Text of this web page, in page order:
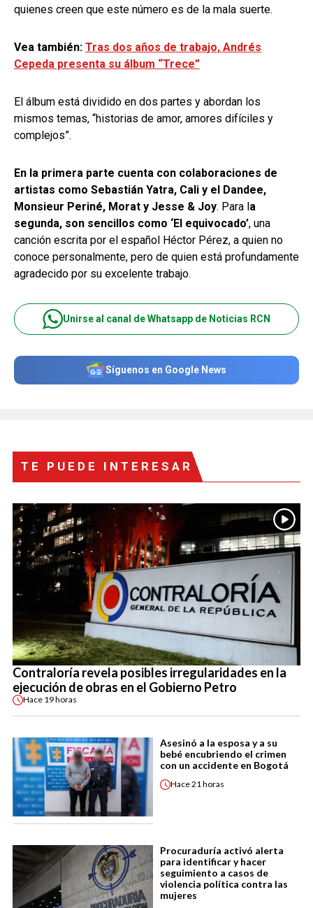
quienes creen que este número es de la mala suerte.
Vea también: Tras dos años de trabajo, Andrés
Cepeda presenta su álbum “Trece”
El álbum está dividido en dos partes y abordan los
mismos temas, “historias de amor, amores difíciles y
complejos”.
En la primera parte cuenta con colaboraciones de
artistas como Sebastián Yatra, Cali y el Dandee,
Monsieur Periné, Morat y Jesse & Joy. Para la
segunda, son sencillos como ‘El equivocado’, una
canción escrita por el español Héctor Pérez, a quien no
conoce personalmente, pero de quien está profundamente
agradecido por su excelente trabajo.
Unirse al canal de Whatsapp de Noticias RCN
Síguenos en Google News
TE PUEDE INTERESAR
Contraloría revela posibles irregularidades en la
ejecución de obras en el Gobierno Petro
Hace 19 horas
Asesinó a la esposa y a su
bebé encubriendo el crimen
con un accidente en Bogotá
Hace21 horas
Procuraduría activó alerta
para identificar y hacer
seguimiento a casos de
violencia política contra las
mujeres